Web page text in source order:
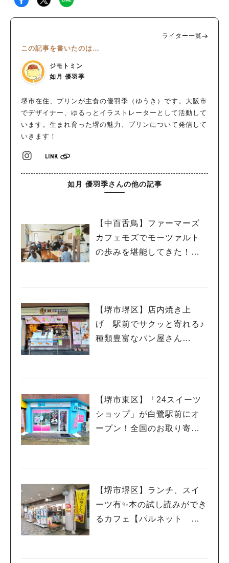
ライター一覧
この記事を書いたのは…
ジモトミン
如月 優羽季
堺市在住、プリンが主食の優羽季（ゆうき）です。大阪市
でデザイナー、ゆるっとイラストレーターとして活動して
います。生まれ育った堺の魅力、プリンについて発信して
いきます！
如月 優羽季さんの他の記事
【中百舌鳥】ファーマーズ
カフェモズでモーツァルト
の歩みを堪能してきた！
【堺市堺区】店内焼き上
げ 駅前でサクッと寄れる♪
種類豊富なパン屋さん
【堺市東区】「24スイーツ
ショップ」が白鷺駅前にオ
ープン！全国のお取り寄せ
【堺市堺区】ランチ、スイ
ーツ有✨本の試し読みができ
るカフェ【パルネット 本
人気のキーワード